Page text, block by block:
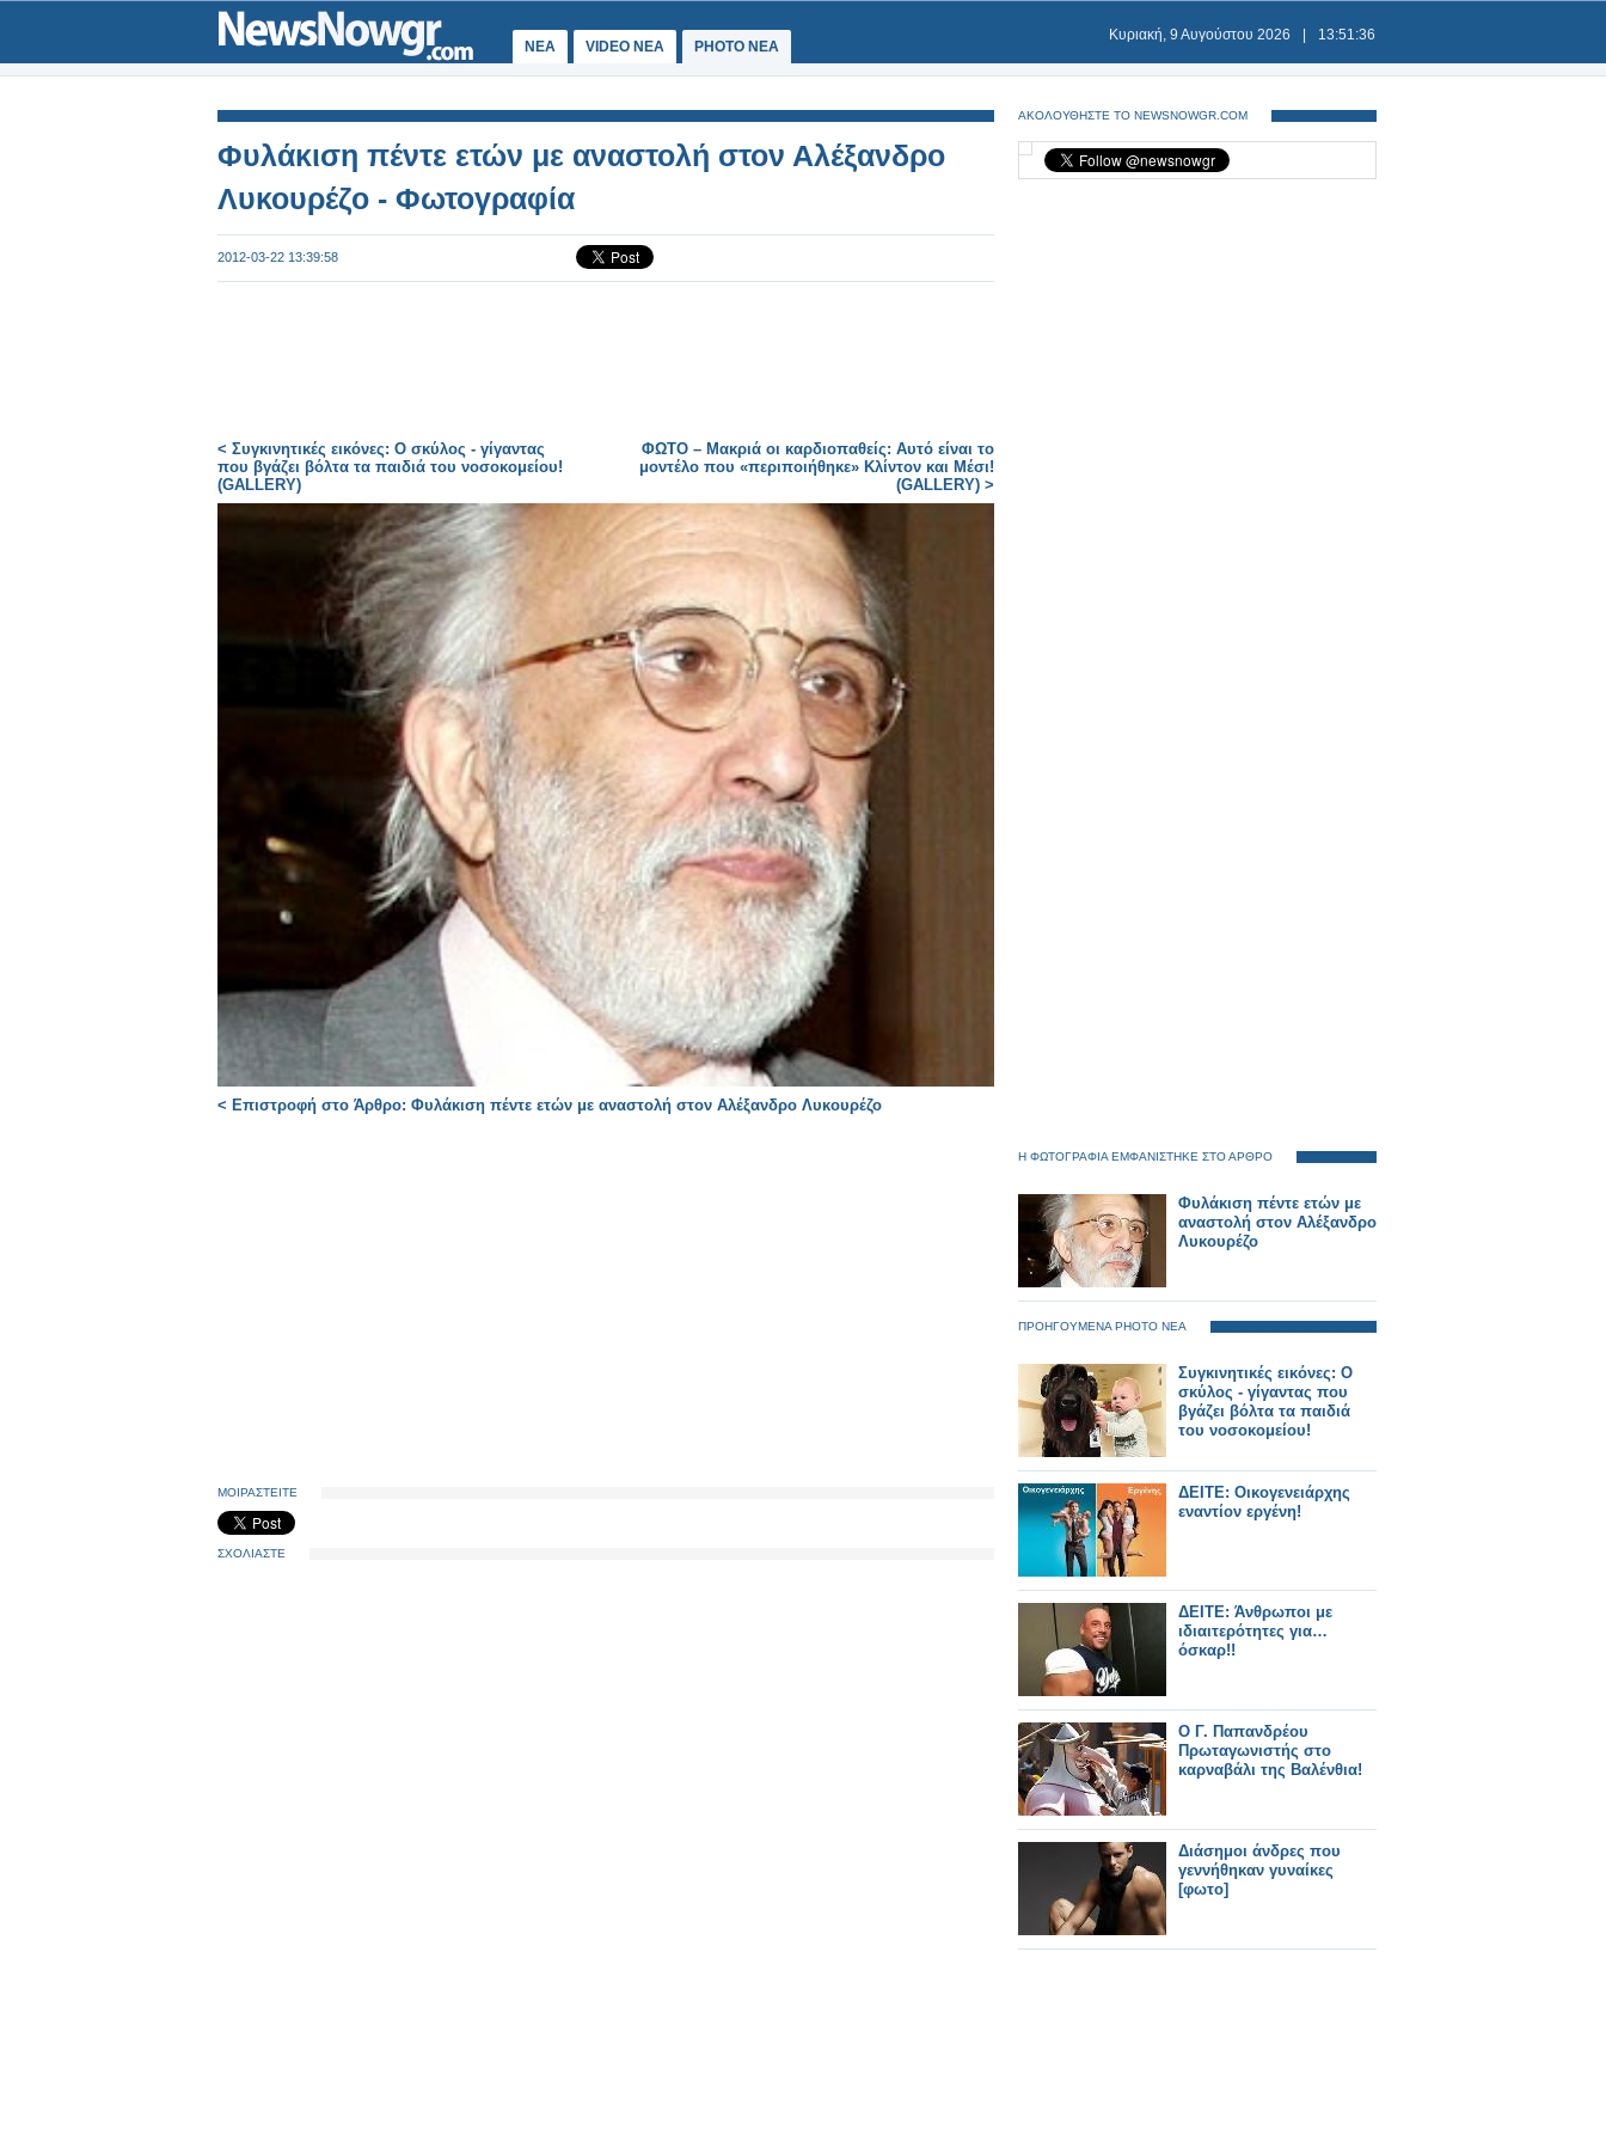
ΝΕΑ VIDEO NEA PHOTO NEA
Κυριακή, 9 Αυγούστου 2026 13:51:36
Φυλάκιση πέντε ετών με αναστολή στον Αλέξανδρο
Λυκουρέζο - Φωτογραφία
2012-03-22 13:39:58
< Συγκινητικές εικόνες: Ο σκύλος - γίγαντας
που βγάζει βόλτα τα παιδιά του νοσοκομείου!
(GALLERY)
ΦΩΤΟ – Μακριά οι καρδιοπαθείς: Αυτό είναι το
μοντέλο που «περιποιήθηκε» Κλίντον και Μέσι!
(GALLERY) >
< Επιστροφή στο Άρθρο: Φυλάκιση πέντε ετών με αναστολή στον Αλέξανδρο Λυκουρέζο
ΜΟΙΡΑΣΤΕΙΤΕ
ΣΧΟΛΙΑΣΤΕ
ΑΚΟΛΟΥΘΗΣΤΕ ΤΟ NEWSNOWGR.COM
Η ΦΩΤΟΓΡΑΦΙΑ ΕΜΦΑΝΙΣΤΗΚΕ ΣΤΟ ΑΡΘΡΟ
Φυλάκιση πέντε ετών με
αναστολή στον Αλέξανδρο
Λυκουρέζο
ΠΡΟΗΓΟΥΜΕΝΑ PHOTO ΝΕΑ
Συγκινητικές εικόνες: Ο
σκύλος - γίγαντας που
βγάζει βόλτα τα παιδιά
του νοσοκομείου!
ΔΕΙΤΕ: Οικογενειάρχης
εναντίον εργένη!
ΔΕΙΤΕ: Άνθρωποι με
ιδιαιτερότητες για…
όσκαρ!!
Ο Γ. Παπανδρέου
Πρωταγωνιστής στο
καρναβάλι της Βαλένθια!
Διάσημοι άνδρες που
γεννήθηκαν γυναίκες
[φωτο]